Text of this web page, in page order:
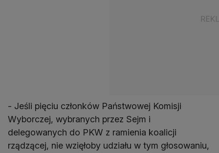
- Jeśli pięciu członków Państwowej Komisji
Wyborczej, wybranych przez Sejm i
delegowanych do PKW z ramienia koalicji
rządzącej, nie wzięłoby udziału w tym głosowaniu,